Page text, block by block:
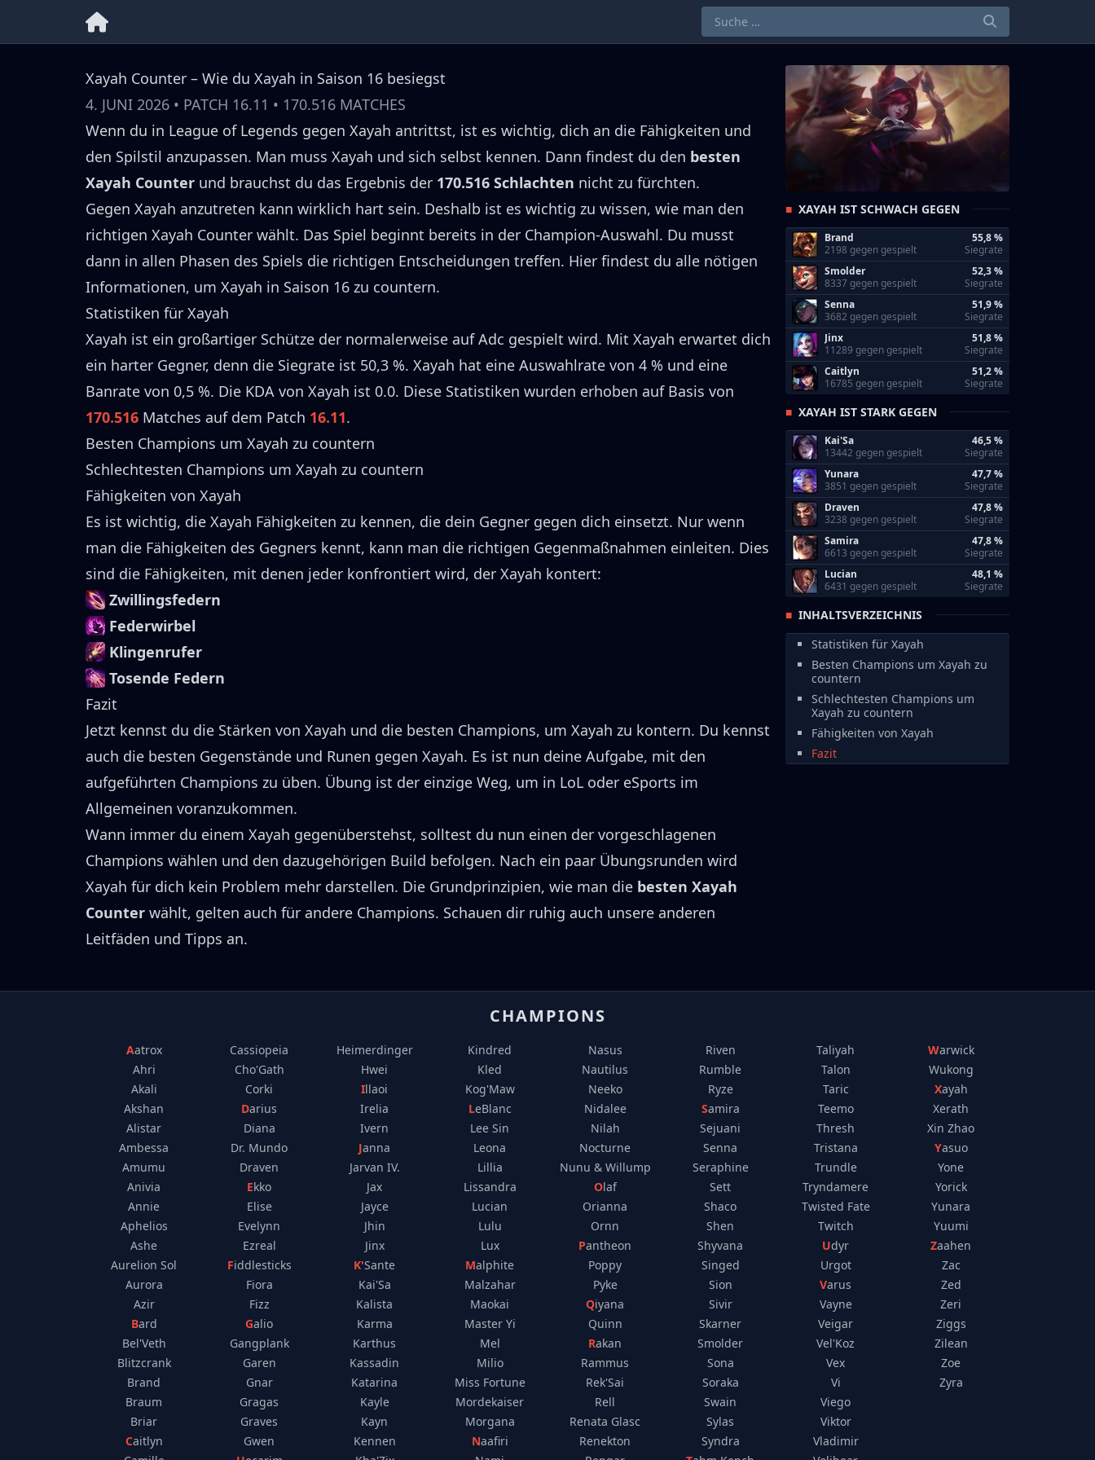
Xayah Counter – Wie du Xayah in Saison 16 besiegst
4. JUNI 2026 • PATCH 16.11 • 170.516 MATCHES
Wenn du in League of Legends gegen Xayah antrittst, ist es wichtig, dich an die Fähigkeiten und
den Spilstil anzupassen. Man muss Xayah und sich selbst kennen. Dann findest du den besten
Xayah Counter und brauchst du das Ergebnis der 170.516 Schlachten nicht zu fürchten.
Gegen Xayah anzutreten kann wirklich hart sein. Deshalb ist es wichtig zu wissen, wie man den
richtigen Xayah Counter wählt. Das Spiel beginnt bereits in der Champion-Auswahl. Du musst
dann in allen Phasen des Spiels die richtigen Entscheidungen treffen. Hier findest du alle nötigen
Informationen, um Xayah in Saison 16 zu countern.
Statistiken für Xayah
Xayah ist ein großartiger Schütze der normalerweise aufAdc gespielt wird. Mit Xayah erwartet dich
ein harter Gegner, denn die Siegrate ist 50,3 %. Xayah hat eine Auswahlrate von 4 % und eine
Banrate von 0,5 %. Die KDA von Xayah ist 0.0. Diese Statistiken wurden erhoben auf Basis von
170.516 Matches auf dem Patch 16.11.
Besten Champions um Xayah zu countern
Schlechtesten Champions um Xayah zu countern
Fähigkeiten von Xayah
Es ist wichtig, die Xayah Fähigkeiten zu kennen, die dein Gegner gegen dich einsetzt. Nur wenn
man die Fähigkeiten des Gegners kennt, kann man die richtigen Gegenmaßnahmen einleiten. Dies
sind die Fähigkeiten, mit denen jeder konfrontiert wird, der Xayah kontert:
Zwillingsfedern
Federwirbel
Klingenrufer
Tosende Federn
Fazit
Jetzt kennst du die Stärken von Xayah und die besten Champions, um Xayah zu kontern. Du kennst
auch die besten Gegenstände und Runen gegen Xayah. Es ist nun deine Aufgabe, mit den
aufgeführten Champions zu üben. Übung ist der einzige Weg, um in LoL oder eSports im
Allgemeinen voranzukommen.
Wann immer du einem Xayah gegenüberstehst, solltest du nun einen der vorgeschlagenen
Champions wählen und den dazugehörigen Build befolgen. Nach ein paar Übungsrunden wird
Xayah für dich kein Problem mehr darstellen. Die Grundprinzipien, wie man die besten Xayah
Counter wählt, gelten auch für andere Champions. Schauen dir ruhig auch unsere anderen
Leitfäden und Tipps an.
XAYAH IST SCHWACH GEGEN
Brand
2198 gegen gespielt
55,8 %
Siegrate
Smolder
8337 gegen gespielt
52,3 %
Siegrate
Senna
3682 gegen gespielt
51,9 %
Siegrate
Jinx
11289 gegen gespielt
51,8 %
Siegrate
Caitlyn
16785 gegen gespielt
51,2 %
Siegrate
XAYAH IST STARK GEGEN
Kai'Sa
13442 gegen gespielt
46,5 %
Siegrate
Yunara
3851 gegen gespielt
47,7 %
Siegrate
Draven
3238 gegen gespielt
47,8 %
Siegrate
Samira
6613 gegen gespielt
47,8 %
Siegrate
Lucian
6431 gegen gespielt
48,1 %
Siegrate
INHALTSVERZEICHNIS
Statistiken für Xayah
Besten Champions um Xayah zu
countern
Schlechtesten Champions um
Xayah zu countern
Fähigkeiten von Xayah
Fazit
CHAMPIONS
Aatrox
Ahri
Akali
Akshan
Alistar
Ambessa
Amumu
Anivia
Annie
Aphelios
Ashe
Aurelion Sol
Aurora
Azir
Bard
Bel'Veth
Blitzcrank
Brand
Braum
Briar
Caitlyn
Cassiopeia
Cho'Gath
Corki
Darius
Diana
Dr. Mundo
Draven
Ekko
Elise
Evelynn
Ezreal
Fiddlesticks
Fiora
Fizz
Galio
Gangplank
Garen
Gnar
Gragas
Graves
Gwen
Heimerdinger
Hwei
Illaoi
Irelia
Ivern
Janna
Jarvan IV.
Jax
Jayce
Jhin
Jinx
K'Sante
Kai'Sa
Kalista
Karma
Karthus
Kassadin
Katarina
Kayle
Kayn
Kennen
Kindred
Kled
Kog'Maw
LeBlanc
Lee Sin
Leona
Lillia
Lissandra
Lucian
Lulu
Lux
Malphite
Malzahar
Maokai
Master Yi
Mel
Milio
Miss Fortune
Mordekaiser
Morgana
Naafiri
Nasus
Nautilus
Neeko
Nidalee
Nilah
Nocturne
Nunu & Willump
Olaf
Orianna
Ornn
Pantheon
Poppy
Pyke
Qiyana
Quinn
Rakan
Rammus
Rek'Sai
Rell
Renata Glasc
Renekton
Riven
Rumble
Ryze
Samira
Sejuani
Senna
Seraphine
Sett
Shaco
Shen
Shyvana
Singed
Sion
Sivir
Skarner
Smolder
Sona
Soraka
Swain
Sylas
Syndra
Taliyah
Talon
Taric
Teemo
Thresh
Tristana
Trundle
Tryndamere
Twisted Fate
Twitch
Udyr
Urgot
Varus
Vayne
Veigar
Vel'Koz
Vex
Vi
Viego
Viktor
Vladimir
Warwick
Wukong
Xayah
Xerath
Xin Zhao
Yasuo
Yone
Yorick
Yunara
Yuumi
Zaahen
Zac
Zed
Zeri
Ziggs
Zilean
Zoe
Zyra